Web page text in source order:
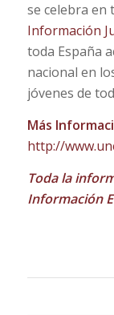
se celebra en
Información
toda España
nacional en
jóvenes de
Más
http://
Toda la
Información